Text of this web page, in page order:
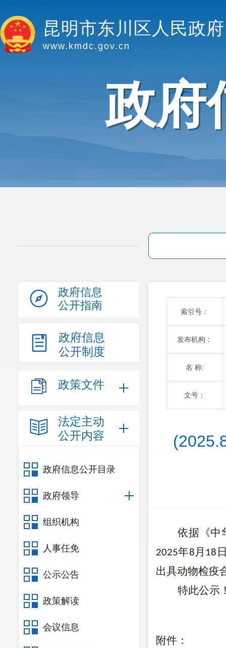
昆明市东川区人民政府
www.kmdc.gov.cn
政府
政府信息
公开指南
政府信息
公开制度
政策文件
法定主动
公开内容
政府信息公开目录
政府领导
组织机构
人事任免
公示公告
政策解读
会议信息
索引号：
发布机构：
名 称:
文号：
依据《中
2025年8月 18
出具动物检疫
特此公示
附件：